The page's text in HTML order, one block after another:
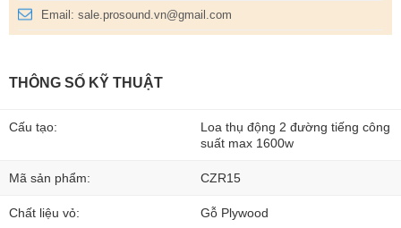
Email: sale.prosound.vn@gmail.com
THÔNG SỐ KỸ THUẬT
Cấu tạo:
Loa thụ động 2 đường tiếng công
suất max 1600w
Mã sản phẩm: CZR15
Chất liệu vỏ: Gỗ Plywood